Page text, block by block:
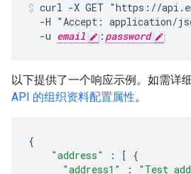
curl -X GET "https://
-H "Accept: application/
  -u
email : password
以下提供了一个响应示例。如需详
API 的组织资料配置属性。
{
"address"
: [ {
"address1"
:
"Test